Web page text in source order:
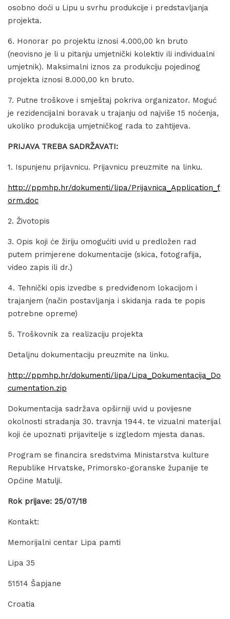
osobno doći u Lipu u svrhu produkcije i predstavljanja
projekta.
6. Honorar po projektu iznosi 4.000,00 kn bruto
(neovisno je li u pitanju umjetnički kolektiv ili individualni
umjetnik). Maksimalni iznos za produkciju pojedinog
projekta iznosi 8.000,00 kn bruto.
7. Putne troškove i smještaj pokriva organizator. Moguć
je rezidencijalni boravak u trajanju od najviše 15 noćenja,
ukoliko produkcija umjetničkog rada to zahtijeva.
PRIJAVA TREBA SADRŽAVATI:
1. Ispunjenu prijavnicu. Prijavnicu preuzmite na linku.
http://ppmhp.hr/dokumenti/lipa/Prijavnica_Application_f
orm.doc
2. Životopis
3. Opis koji će žiriju omogućiti uvid u predložen rad
putem primjerene dokumentacije (skica, fotografija,
video zapis ili dr.)
4. Tehnički opis izvedbe s predviđenom lokacijom i
trajanjem (način postavljanja i skidanja rada te popis
potrebne opreme)
5. Troškovnik za realizaciju projekta
Detaljnu dokumentaciju preuzmite na linku.
http://ppmhp.hr/dokumenti/lipa/Lipa_Dokumentacija_Do
cumentation.zip
Dokumentacija sadržava opširniji uvid u povijesne
okolnosti stradanja 30. travnja 1944. te vizualni materijal
koji će upoznati prijavitelje s izgledom mjesta danas.
Program se financira sredstvima Ministarstva kulture
Republike Hrvatske, Primorsko-goranske županije te
Općine Matulji.
Rok prijave: 25/07/18
Kontakt:
Memorijalni centar Lipa pamti
Lipa 35
51514 Šapjane
Croatia